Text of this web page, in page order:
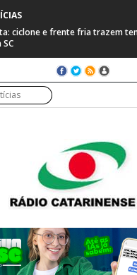
ciclone e frente fria trazem